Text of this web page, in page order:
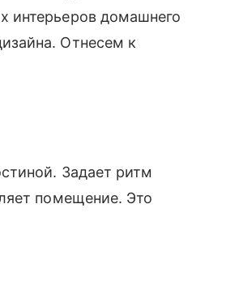
интерьеров домашнего
Отнесем к
Задает ритм
помещение. Это